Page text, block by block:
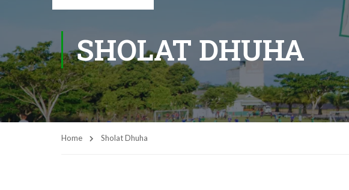
SHOLAT DHUHA
Home Sholat Dhuha